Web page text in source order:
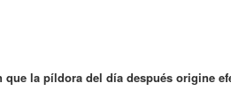
que la píldora del día después origine